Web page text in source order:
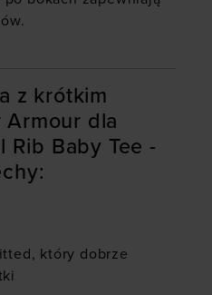
z krótkim
Armour dla
Rib Baby Tee -
który dobrze